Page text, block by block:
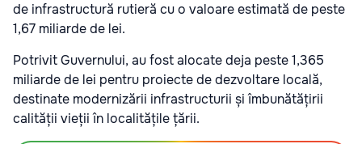
de infrastructură rutieră cu o valoare estimată de peste
1,67 miliarde de lei.
Potrivit Guvernului, au fost alocate deja peste 1,365
miliarde de lei pentru proiecte de dezvoltare locală,
destinate modernizării infrastructurii și îmbunătățirii
calității vieții în localitățile țării.